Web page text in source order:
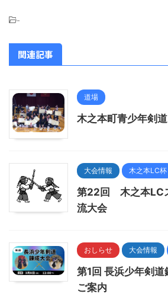
-
関連記事
道場
木之本町青少年剣
大会情報 木之本LC杯
第22回 木之本LC
流大会
おしらせ 大会情報
第1回 長浜少年剣
ご案内